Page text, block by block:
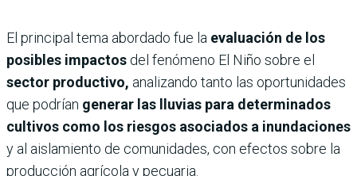
El principal tema abordado fue la evaluación de los
posibles impactos del fenómeno El Niño sobre el
sector productivo, analizando tanto las oportunidades
que podrían generar las lluvias para determinados
cultivos como los riesgos asociados a inundaciones
y al aislamiento de comunidades, con efectos sobre la
producción agrícola y pecuaria.